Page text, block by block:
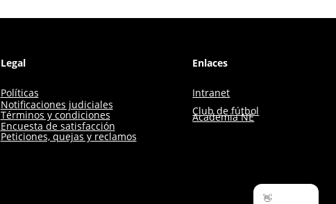
Legal
Políticas
Notificaciones judiciales
Términos y condiciones
Encuesta de satisfacción
Peticiones, quejas y reclamos
Enlaces
Intranet
Club de fútbol
Academia NE
👋